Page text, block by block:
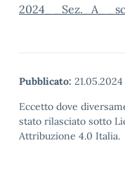
Pubblicato: 21.05.2024
Eccetto dove
stato rilasciato sotto
Attribuzione 4.0 Italia.